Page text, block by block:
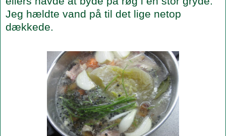
Jeg hældte vand på til det lige netop
dækkede.